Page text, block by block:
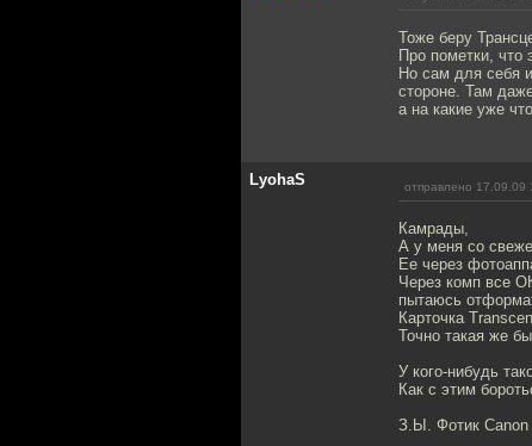
Тоже беру
Про пометки,
Но сам для себя
стороне. Там
а на какие уже
LyohaS отправлено 17.09.09
Камрады,
А у меня со
Ее через
Через комп все
пытаюсь
Карточка
Точно такая же
У кого-нибудь
Как с этим
З.Ы. Фотик Canon